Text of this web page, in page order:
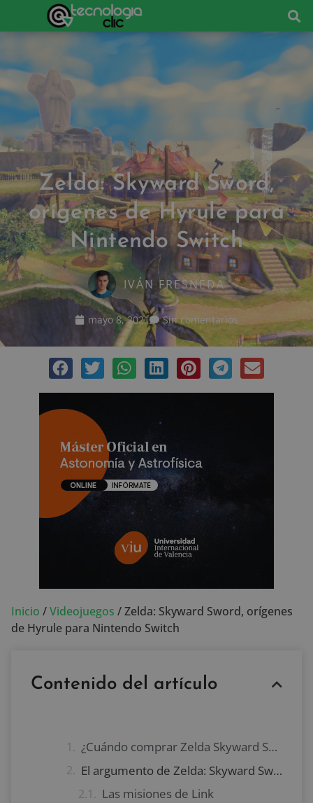
Zelda: Skyward Sword,
orígenes de Hyrule para
Nintendo Switch
IVÁN FRESNEDA
mayo 8, 2021 Sin comentarios
Inicio /Videojuegos /Zelda: Skyward Sword, orígenes
de Hyrule para Nintendo Switch
Contenido del artículo
¿Cuándo comprar Zelda Skyward Sword?
El argumento de Zelda: Skyward Sword HD
Las misiones de Link